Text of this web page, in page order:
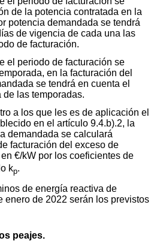
de la potencia contratada en la
potencia demandada se tendrá
de vigencia de cada una las
de facturación.
el periodo de facturación se
en la facturación del
se tendrá en cuenta el
las temporadas.
a los que les es de aplicación el
en el artículo 9.4.b).2, la
demandada se calculará
facturación del exceso de
€/kW por los coeficientes de
kp.
de energía reactiva de
enero de 2022 serán los previstos
peajes.